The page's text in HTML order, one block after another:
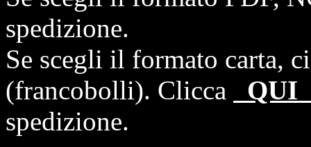
spedizione.
Se scegli il formato carta,
(francobolli). Clicca
spedizione.